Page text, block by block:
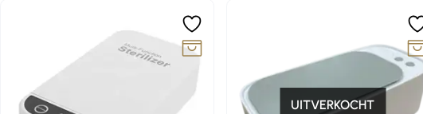
UITVERKOCHT